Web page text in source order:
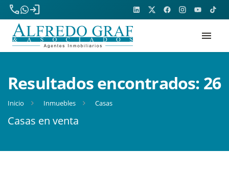
phone
login
menu
Resultados encontrados: 26
Inicio Inmuebles Casas
Casas en venta